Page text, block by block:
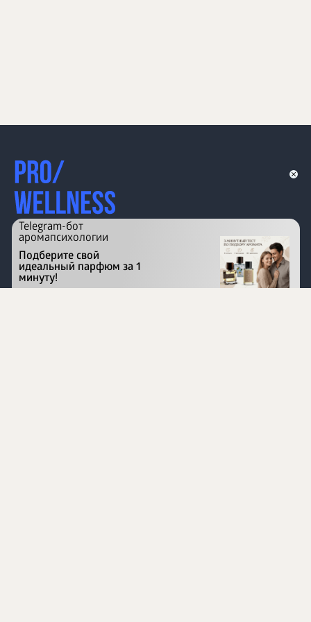
Перейти на сайт
Telegram-бот
аромапсихологии
Подберите свой
идеальный парфюм за 1
минуту!